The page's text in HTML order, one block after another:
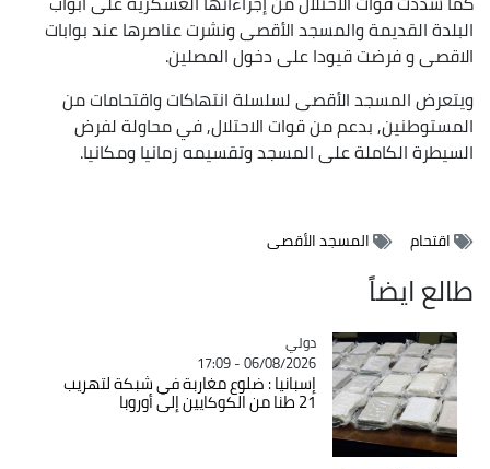
البلدة القديمة والمسجد الأقصى ونشرت عناصرها عند بوابات
الاقصى و فرضت قيودا على دخول المصلين.
ويتعرض المسجد الأقصى لسلسلة انتهاكات واقتحامات من
المستوطنين, بدعم من قوات الاحتلال, في محاولة لفرض
السيطرة الكاملة على المسجد وتقسيمه زمانيا ومكانيا.
اقتحام المسجد الأقصى
طالع ايضاً
Catégorie
دولي
06/08/2026 - 17:09
إسبانيا : ضلوع مغاربة في شبكة لتهريب
21 طنا من الكوكايين إلى أوروبا